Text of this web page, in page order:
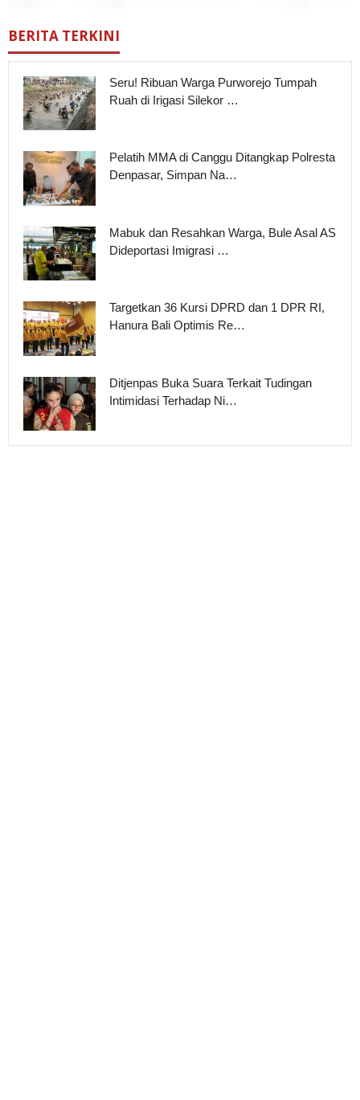
BERITA TERKINI
Seru! Ribuan Warga Purworejo Tumpah
Ruah di Irigasi Silekor …
Pelatih MMA di Canggu Ditangkap Polresta
Denpasar, Simpan Na…
Mabuk dan Resahkan Warga, Bule Asal AS
Dideportasi Imigrasi …
Targetkan 36 Kursi DPRD dan 1 DPR RI,
Hanura Bali Optimis Re…
Ditjenpas Buka Suara Terkait Tudingan
Intimidasi Terhadap Ni…